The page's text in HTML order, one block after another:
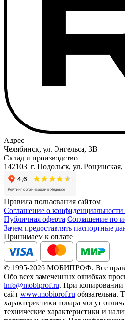
Адрес
Челябинск, ул. Энгельса, 3В
Склад и производство
142103, г. Подольск, ул. Рощинская,
Правила пользования сайтом
Соглашение о
Публичная оферта Соглашение по
Зачем предоставлять паспортные
Принимаем к оплате
© 1995-2026 МОБИПРОФ. Все
Обо всех замеченных ошибках
info@mobiprof.ru. При копировании
сайт www.mobiprof.ru обязательна.
характеристики товара могут
технические характеристики и